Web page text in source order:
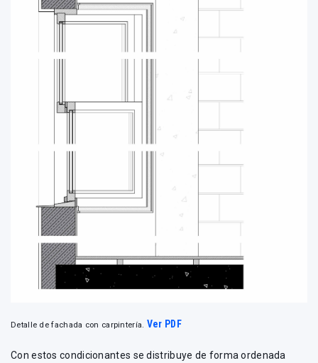
Detalle de fachada con carpintería. Ver PDF
Con estos condicionantes se distribuye de forma ordenada